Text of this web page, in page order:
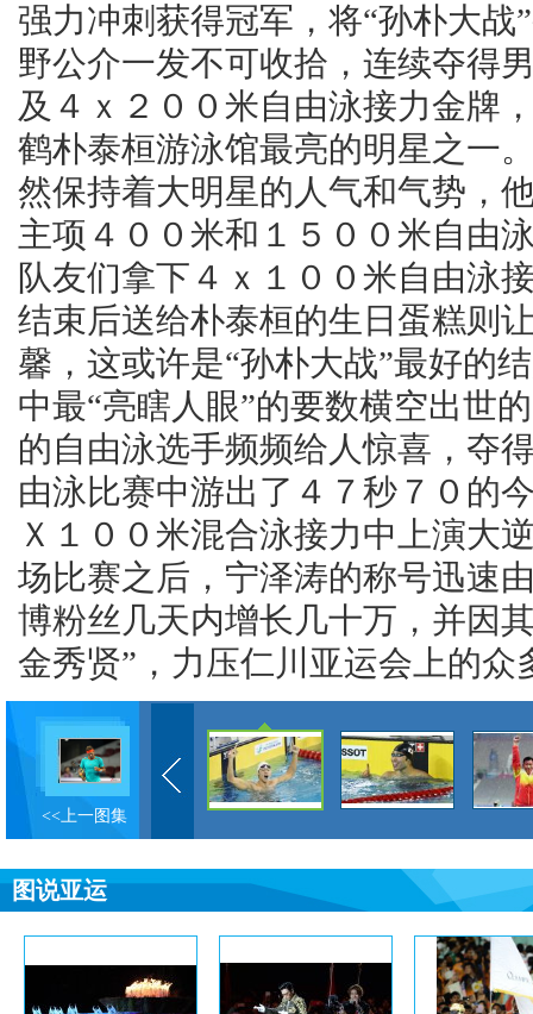
强力冲刺获得冠军，将“孙朴大战
野公介一发不可收拾，连续夺得
及４ｘ２００米自由泳接力金牌
鹤朴泰桓游泳馆最亮的明星之一
然保持着大明星的人气和气势，
主项４００米和１５００米自由
队友们拿下４ｘ１００米自由泳
结束后送给朴泰桓的生日蛋糕则
馨，这或许是“孙朴大战”最好的
中最“亮瞎人眼”的要数横空出世
的自由泳选手频频给人惊喜，夺
由泳比赛中游出了４７秒７０的
Ｘ１００米混合泳接力中上演大
场比赛之后，宁泽涛的称号迅速
博粉丝几天内增长几十万，并因
金秀贤”，力压仁川亚运会上的众
<<上一图集
图说亚运